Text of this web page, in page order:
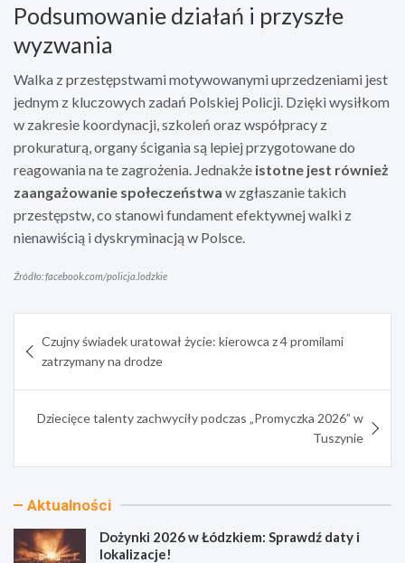
Podsumowanie działań i przyszłe
wyzwania
Walka z przestępstwami motywowanymi uprzedzeniami jest
jednym z kluczowych zadań Polskiej Policji. Dzięki wysiłkom
w zakresie koordynacji, szkoleń oraz współpracy z
prokuraturą, organy ścigania są lepiej przygotowane do
reagowania na te zagrożenia. Jednakże istotne jest również
zaangażowanie społeczeństwa w zgłaszanie takich
przestępstw, co stanowi fundament efektywnej walki z
nienawiścią i dyskryminacją w Polsce.
Źródło: facebook.com/policja.lodzkie
wpisu
Czujny świadek uratował życie: kierowca z 4 promilami
zatrzymany na drodze
Dziecięce talenty zachwyciły podczas „Promyczka 2026” w
Tuszynie
Aktualności
Dożynki 2026 w Łódzkiem: Sprawdź daty i
lokalizacje!